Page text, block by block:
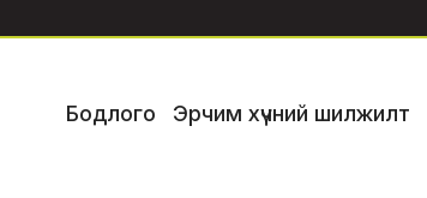
Бодлого Эрчим хүчний шилжилт